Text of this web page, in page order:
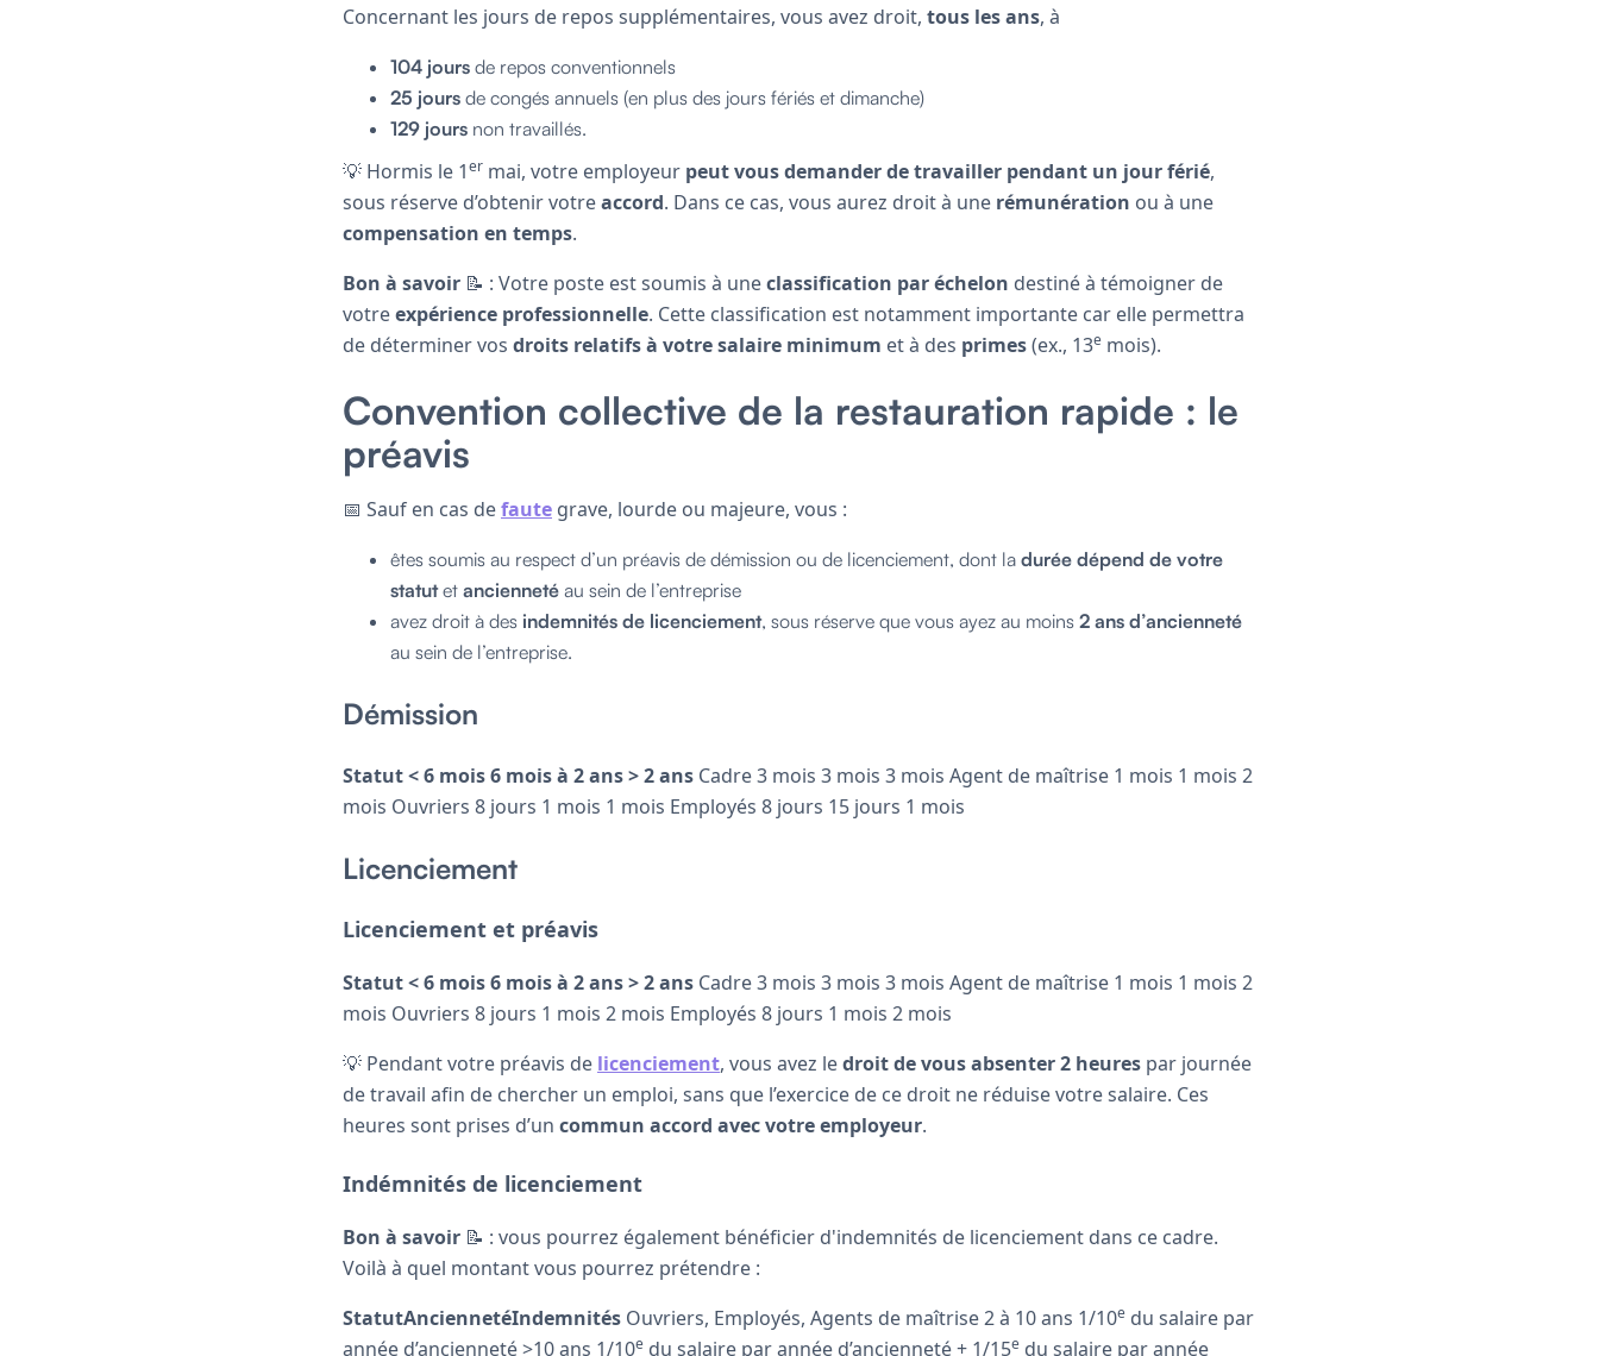
Concernant les jours de repos supplémentaires, vous avez droit, tous les ans, à
104 jours de repos conventionnels
25 jours de congés annuels (en plus des jours fériés et dimanche)
129 jours non travaillés.
💡 Hormis le 1er mai, votre employeur peut vous demander de travailler pendant un jour férié,
sous réserve d’obtenir votreaccord. Dans ce cas, vous aurez droit à une rémunération ou à une
compensation en temps.
Bon à savoir 📝 : Votre poste est soumis à uneclassification par échelon destiné à témoigner de
votreexpérience professionnelle. Cette classification est notamment importante car elle permettra
de déterminer vos droits relatifs à votre salaire minimum et à des primes(ex., 13e mois).
Convention collective de la restauration rapide : le
préavis
📅 Sauf en cas defaute grave, lourde ou majeure, vous :
êtes soumis au respect d’un préavis de démission ou de licenciement, dont la durée dépend de votre
statutet ancienneté au sein de l’entreprise
avez droit à des indemnités de licenciement, sous réserve que vous ayez au moins 2 ans d’ancienneté
au sein de l’entreprise.
Démission
Statut< 6 mois6 mois à 2 ans> 2 ans Cadre 3 mois 3 mois 3 mois Agent de maîtrise 1 mois 1 mois 2
mois Ouvriers 8 jours 1 mois 1 mois Employés 8 jours 15 jours 1 mois
Licenciement
Licenciement et préavis
Statut< 6 mois6 mois à 2 ans> 2 ans Cadre 3 mois 3 mois 3 mois Agent de maîtrise 1 mois 1 mois 2
mois Ouvriers 8 jours 1 mois 2 mois Employés 8 jours 1 mois 2 mois
💡 Pendant votre préavis de licenciement, vous avez ledroit de vous absenter 2 heures par journée
de travail afin de chercher un emploi, sans que l’exercice de ce droit ne réduise votre salaire. Ces
heures sont prises d’un commun accord avec votre employeur.
Indémnités de licenciement
Bon à savoir 📝 : vous pourrez également bénéficier d'indemnités de licenciement dans ce cadre.
Voilà à quel montant vous pourrez prétendre :
StatutAnciennetéIndemnités Ouvriers, Employés, Agents de maîtrise 2 à 10 ans 1/10e du salaire par
année d’ancienneté >10 ans 1/10e du salaire par année d’ancienneté + 1/15e du salaire par année